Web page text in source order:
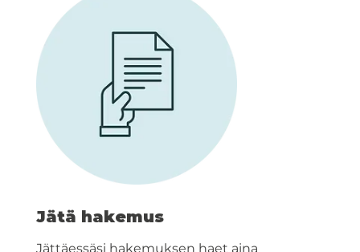
Jätä hakemus
Jättäessäsi hakemuksen haet aina